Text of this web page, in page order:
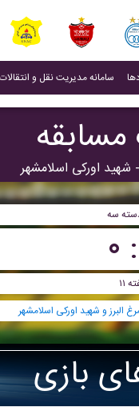
سامانه مدیریت نقل و انتقالات
شهید اورکی اسلامشهر
سه
۱۱
البرز و شهید اورکی اسلامشهر
بازی